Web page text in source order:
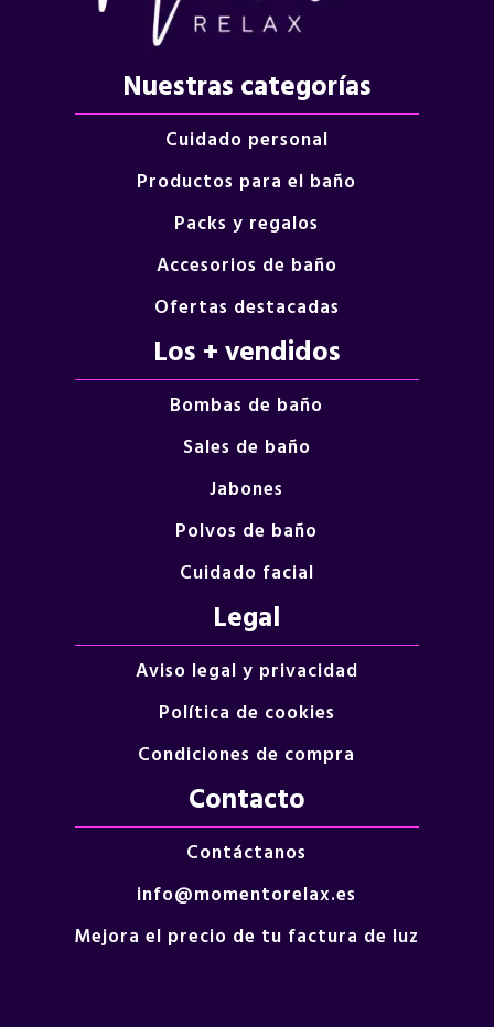
Nuestras categorías
Cuidado personal
Productos para el baño
Packs y regalos
Accesorios de baño
Ofertas destacadas
Los + vendidos
Bombas de baño
Sales de baño
Jabones
Polvos de baño
Cuidado facial
Legal
Aviso legal y privacidad
Política de cookies
Condiciones de compra
Contacto
Contáctanos
info@momentorelax.es
Mejora el precio de tu factura de luz